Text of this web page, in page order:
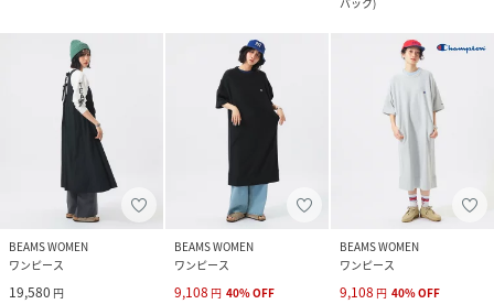
BEAMS WOMEN
ワンピース
19,580 円
BEAMS WOMEN
ワンピース
9,108 円 40%OFF
BEAMS WOMEN
ワンピース
9,108 円 40%OFF